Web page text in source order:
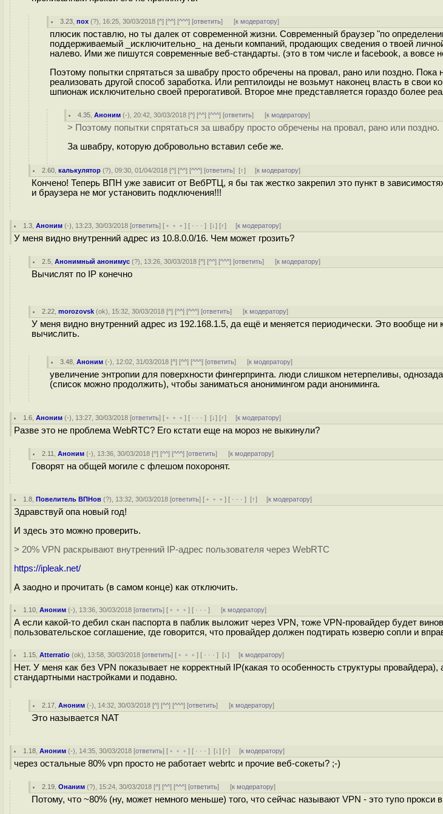
3.23 ,пох (?), 16:25, 30/03/2018 [^] [^^] [^^^] [ответить] [к модератору]
плюсик поставлю, но ты далек от современной жизни. Современный браузер "по
поддерживаемый _исключительно_ на деньги компаний, продающих сведения о твоей
налево. Ими же пишутся современные веб-стандарты. (это в том числе и facebook, а вовсе
Поэтому попытки спрятаться за швабру просто обречены на провал, рано или поздно. Пока
реализовать другой способ заработка. Или рептилоиды не возьмут наконец власть в свои
шпионаж исключительно своей прерогативой. Второе мне представляется гораздо более
4.35 ,Аноним (-), 20:42, 30/03/2018 [^] [^^] [^^^] [ответить] [к модератору]
> Поэтому попытки спрятаться за швабру просто обречены на провал, рано или поздно.
За швабру, которую добровольно вставил себе же.
2.60 ,калькулятор (?), 09:30, 01/04/2018 [^] [^^] [^^^] [ответить][↑] [к модератору]
Кончено! Теперь ВПН уже зависит от ВебРТЦ, я бы так жестко закрепил это пункт в
и браузера не мог установить подключения!!!
1.3 ,Аноним (-), 13:23, 30/03/2018 [ответить] [ ﹢﹢﹢] [ · · ·][↓] [↑] [к модератору]
У меня видно внутренний адрес из 10.8.0.0/16. Чем может грозить?
2.5 ,Анонимный анонимус (?), 13:26, 30/03/2018 [^] [^^] [^^^] [ответить] [к модератору]
Вычислят по IP конечно
2.22 ,morozovsk (ok), 15:32, 30/03/2018 [^] [^^] [^^^] [ответить] [к модератору]
У меня видно внутренний адрес из 192.168.1.5, да ещё и меняется периодически. Это вообще ни
вычислить.
3.48 ,Аноним (-), 12:02, 31/03/2018 [^] [^^] [^^^] [ответить] [к модератору]
увеличение энтропии для поверхности фингерпринта. люди слишком нетерпеливы,
(список можно продолжить), чтобы заниматься анонимингом ради анониминга.
1.6 ,Аноним (-), 13:27, 30/03/2018 [ответить] [ ﹢﹢﹢] [ · · ·][↓] [↑] [к модератору]
Разве это не проблема WebRTC? Его кстати еще на мороз не выкинули?
2.11 ,Аноним (-), 13:36, 30/03/2018 [^] [^^] [^^^] [ответить] [к модератору]
Говорят на общей могиле с флешом похоронят.
1.8 ,Повелитель ВПНов (?), 13:32, 30/03/2018 [ответить] [ ﹢﹢﹢] [ · · ·][↑] [к модератору]
Здравствуй опа новый год!
И здесь это можно проверить.
> 20% VPN раскрывают внутренний IP-адрес пользователя через WebRTC
https://ipleak.net/
А заодно и прочитать (в самом конце) как отключить.
1.10 ,Аноним (-), 13:36, 30/03/2018 [ответить] [ ﹢﹢﹢] [ · · ·] [к модератору]
А если какой-то дeбил скан паспорта в паблик выложит через VPN, тоже VPN-провайдер будет
пользовательское соглашение, где говорится, что провайдер должен подтирать юзверю сопли и
1.15 ,Atterratio (ok), 13:58, 30/03/2018 [ответить] [ ﹢﹢﹢] [ · · ·][↓] [к модератору]
Нет. У меня как без VPN показывает не корректный IP(какая то особенность структуры
стандартными настройками и подавно.
2.17 ,Аноним (-), 14:32, 30/03/2018 [^] [^^] [^^^] [ответить] [к модератору]
Это называется NAT
1.18 ,Аноним (-), 14:35, 30/03/2018 [ответить] [ ﹢﹢﹢] [ · · ·][↓] [↑] [к модератору]
через остальные 80% vpn просто не работает webrtc и прочие веб-сокеты? ;-)
2.19 ,Онаним (?), 15:24, 30/03/2018 [^] [^^] [^^^] [ответить] [к модератору]
Потому, что ~80% (ну, может немного меньше) того, что сейчас называют VPN - это тупо прокси